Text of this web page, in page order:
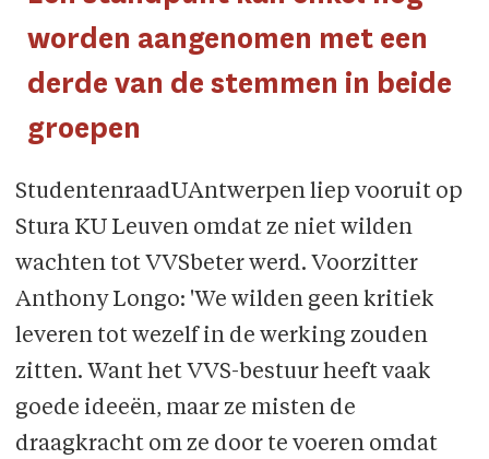
worden aangenomen met een
derde van de stemmen in beide
groepen
StudentenraadUAntwerpen liep vooruit op
Stura KU Leuven omdat ze niet wilden
wachten tot VVSbeter werd. Voorzitter
Anthony Longo: 'We wilden geen kritiek
leveren tot wezelf in de werking zouden
zitten. Want het VVS-bestuur heeft vaak
goede ideeën, maar ze misten de
draagkracht om ze door te voeren omdat